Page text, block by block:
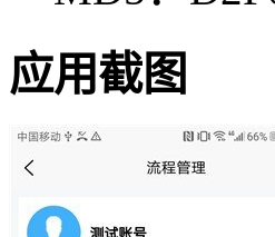
应用截图